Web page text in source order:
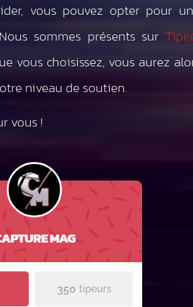
vous pouvez opter pour
sommes présents sur
vous choisissez, vous aurez
niveau de soutien.
vous !
MAG
350 tipeurs